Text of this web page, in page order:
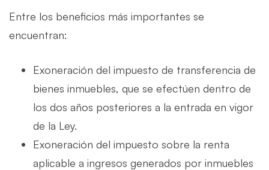
Entre los beneficios más importantes se
encuentran:
Exoneración del impuesto de transferencia de
bienes inmuebles, que se efectúen dentro de
los dos años posteriores a la entrada en vigor
de la Ley.
Exoneración del impuesto sobre la renta
aplicable a ingresos generados por inmuebles